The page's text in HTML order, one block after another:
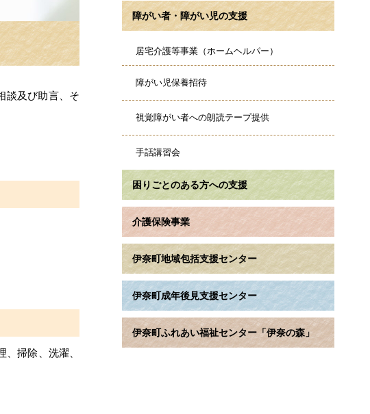
談及び助言、そ
掃除、洗濯、
障がい者・障がい児の支援
居宅介護等事業（ホームヘルパー）
障がい児保養招待
視覚障がい者への朗読テープ提供
手話講習会
困りごとのある方への支援
介護保険事業
伊奈町地域包括支援センター
伊奈町成年後見支援センター
伊奈町ふれあい福祉センター「伊奈の森」